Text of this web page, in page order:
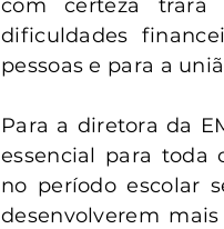
com certeza trará
dificuldades
pessoas e para a
Para a diretora da
essencial para toda
no período escolar
desenvolverem